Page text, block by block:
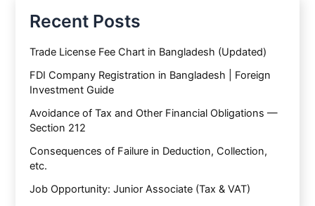
Recent Posts
Trade License Fee Chart in Bangladesh (Updated)
FDI Company Registration in Bangladesh | Foreign
Investment Guide
Avoidance of Tax and Other Financial Obligations —
Section 212
Consequences of Failure in Deduction, Collection,
etc.
Job Opportunity: Junior Associate (Tax & VAT)